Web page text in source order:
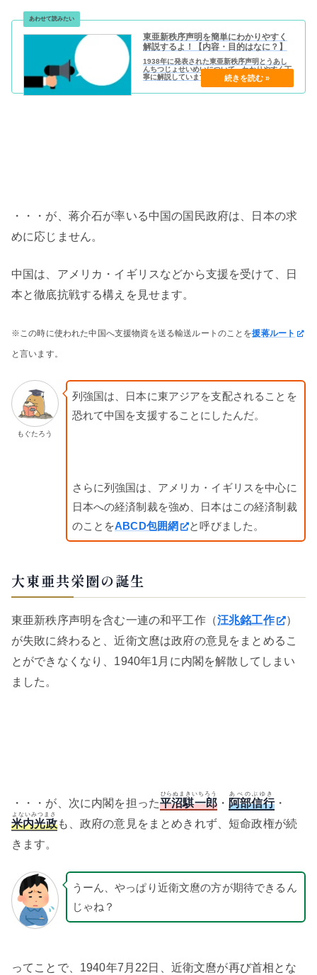
東亜新秩序声明を簡単にわかりやすく
解説するよ！【内容・目的はなに？】
1938年に発表された東亜新秩序声明とうあし
んちつじょせいめいについて、わかりやすく丁
寧に解説しています。
・・・が、蒋介石が率いる中国の国民政府は、日本の求
めに応じません。
中国は、アメリカ・イギリスなどから支援を受けて、日
本と徹底抗戦する構えを見せます。
※この時に使われた中国へ支援物資を送る輸送ルートのことを援蒋ルート
と言います。
もぐたろう
列強国は、日本に東アジアを支配されることを
恐れて中国を支援することにしたんだ。
さらに列強国は、アメリカ・イギリスを中心に
日本への経済制裁を強め、日本はこの経済制裁
のことをABCD包囲網 と呼びました。
大東亜共栄圏の誕生
東亜新秩序声明を含む一連の和平工作（汪兆銘工作
）
が失敗に終わると、近衛文麿は政府の意見をまとめるこ
とができなくなり、1940年1月に内閣を解散してしまい
ました。
・・・が、次に内閣を担った平沼騏一郎
ひらぬまきいちろう
・阿部信行
あべのぶゆき
・
米内光政
よないみつまさ
も、政府の意見をまとめきれず、短命政権が続
きます。
うーん、やっぱり近衛文麿の方が期待できるん
じゃね？
ってことで、1940年7月22日、近衛文麿が再び首相とな